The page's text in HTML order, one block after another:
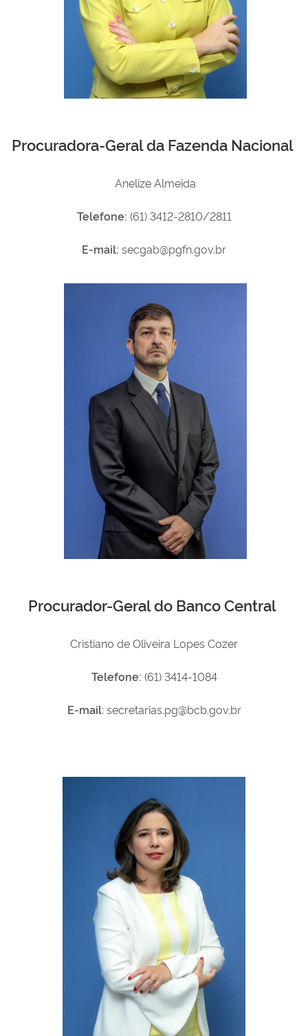
Procuradora-Geral da Fazenda Nacional
Anelize Almeida
Telefone: (61) 3412-2810/2811
E-mail: secgab@pgfn.gov.br
Procurador-Geral do Banco Central
Cristiano de Oliveira Lopes Cozer
Telefone: (61) 3414-1084
E-mail: secretarias.pg@bcb.gov.br